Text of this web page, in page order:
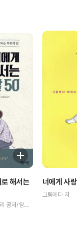
해서는
리자 르테시에,나타샤 디에리 공저/양진성 역/이임숙 감수
너에게 사
그림에다 저